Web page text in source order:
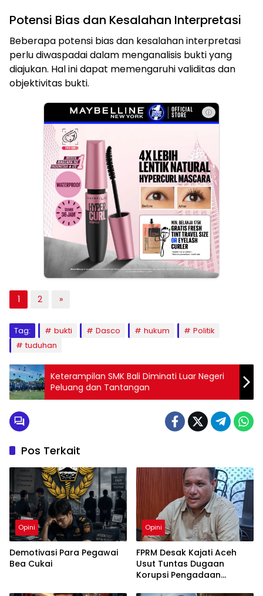
Potensi Bias dan Kesalahan Interpretasi
Beberapa potensi bias dan kesalahan interpretasi
perlu diwaspadai dalam menganalisis bukti yang
diajukan. Hal ini dapat memengaruhi validitas dan
objektivitas bukti.
ⓘ
1 2 »
Tag: bukti Dasco hukum
Politik
tuduhan
Keterampilan SMK Bali Diminati Luar Negeri
Peluang dan Tantangan
Pos Terkait
Opini
Demotivasi Para Pegawai
Bea Cukai
Opini
FPRM Desak Kajati Aceh
Usut Tuntas Dugaan
Korupsi Pengadaan